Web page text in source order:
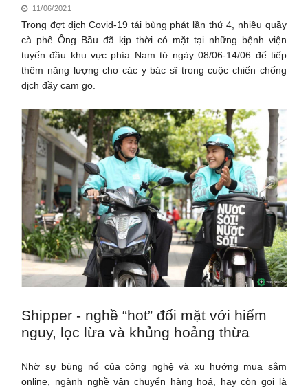
11/06/2021
Trong đợt dịch Covid-19 tái bùng phát lần thứ 4, nhiều quầy
cà phê Ông Bầu đã kịp thời có mặt tại những bệnh viện
tuyến đầu khu vực phía Nam từ ngày 08/06-14/06 để tiếp
thêm năng lượng cho các y bác sĩ trong cuộc chiến chống
dịch đầy cam go.
Shipper - nghề “hot” đối mặt với hiểm
nguy, lọc lừa và khủng hoảng thừa
Nhờ sự bùng nổ của công nghệ và xu hướng mua sắm
online, ngành nghề vận chuyển hàng hoá, hay còn gọi là